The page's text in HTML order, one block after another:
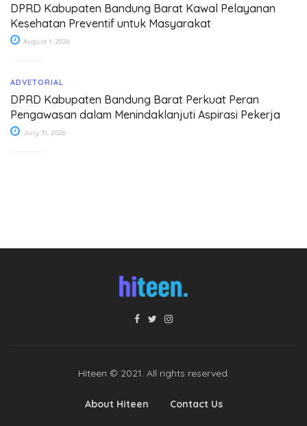
DPRD Kabupaten Bandung Barat Kawal Pelayanan
Kesehatan Preventif untuk Masyarakat
August 1, 2026
ADVETORIAL
DPRD Kabupaten Bandung Barat Perkuat Peran
Pengawasan dalam Menindaklanjuti Aspirasi Pekerja
July 31, 2026
Hiteen © 2021. All rights reserved.
About Hiteen Contact Us